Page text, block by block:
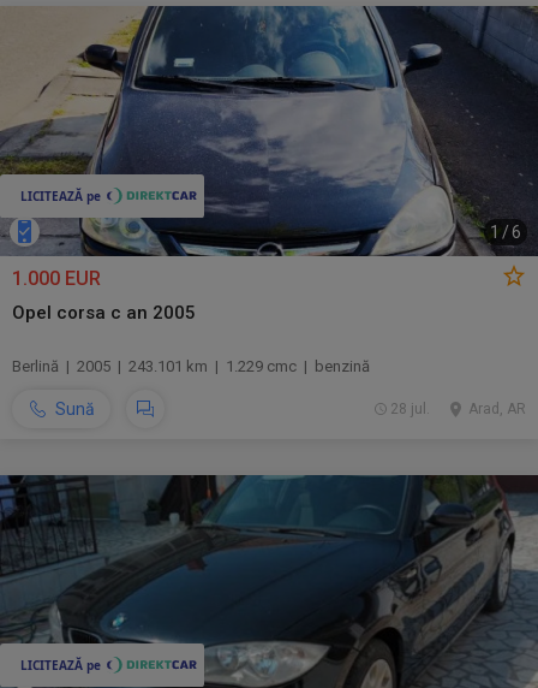
1 /6
1.000 EUR
Opel corsa c an 2005
Berlină | 2005 | 243.101 km | 1.229 cmc | benzină
Sună Arad, AR
28 jul.